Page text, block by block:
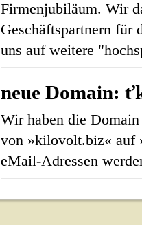
Firmenjubiläum. Wir
Geschäftspartnern für
uns auf weitere
neue Domain:
Wir haben die
von »kilovolt.biz« auf
eMail-Adressen